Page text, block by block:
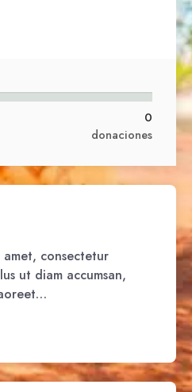
0
donaciones
consectetur
ut diam accumsan,